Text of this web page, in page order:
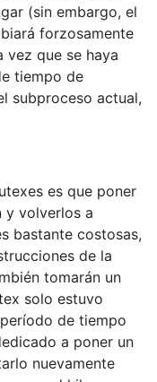
(sin embargo, el
forzosamente
vez que se haya
tiempo de
subproceso actual,
es que poner
y volverlos a
bastante costosas,
de la
tomarán un
solo estuvo
de tiempo
a poner un
nuevamente